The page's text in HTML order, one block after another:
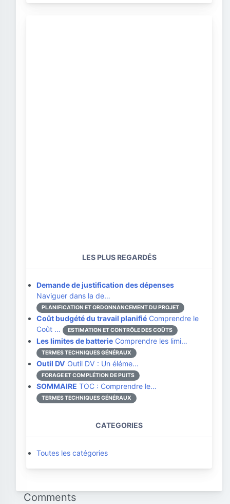
LES PLUS REGARDÉS
Demande de justification des dépenses
Naviguer dans la de…
PLANIFICATION ET ORDONNANCEMENT DU PROJET
Coût budgété du travail planifié Comprendre le
Coût …
ESTIMATION ET CONTRÔLE DES COÛTS
Les limites de batterie Comprendre les limi…
TERMES TECHNIQUES GÉNÉRAUX
Outil DV Outil DV : Un éléme…
FORAGE ET COMPLÉTION DE PUITS
SOMMAIRE TOC : Comprendre le…
TERMES TECHNIQUES GÉNÉRAUX
CATEGORIES
Toutes les catégories
Comments